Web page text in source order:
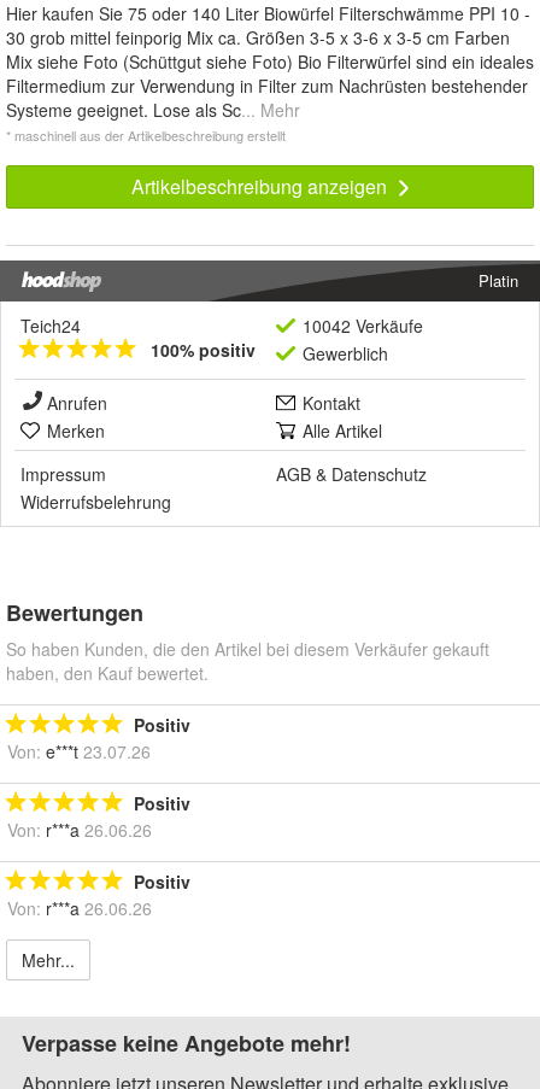
Hier kaufen Sie 75 oder 140 Liter Biowürfel Filterschwämme PPI 10 -
30 grob mittel feinporig Mix ca. Größen 3-5 x 3-6 x 3-5 cm Farben
Mix siehe Foto (Schüttgut siehe Foto) Bio Filterwürfel sind ein ideales
Filtermedium zur Verwendung in Filter zum Nachrüsten bestehender
Systeme geeignet. Lose als Sc... Mehr
* maschinell aus der Artikelbeschreibung erstellt
Artikelbeschreibung anzeigen
Platin
Teich24
100% positiv
10042 Verkäufe
Gewerblich
Anrufen
Kontakt
Merken
Alle Artikel
Impressum
AGB & Datenschutz
Widerrufsbelehrung
Bewertungen
So haben Kunden, die den Artikel bei diesem Verkäufer gekauft
haben, den Kauf bewertet.
Positiv
Von: e***t 23.07.26
Positiv
Von: r***a 26.06.26
Positiv
Von: r***a 26.06.26
Mehr...
Verpasse keine Angebote mehr!